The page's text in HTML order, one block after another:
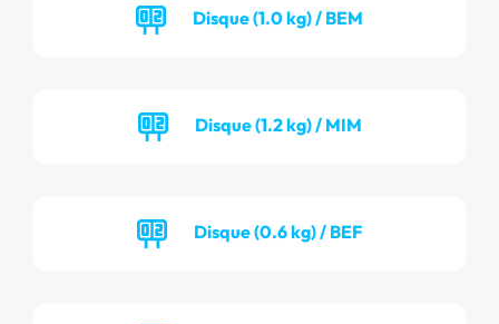
Disque (1.0 kg) / BEM
Disque (1.2 kg) / MIM
Disque (0.6 kg) / BEF